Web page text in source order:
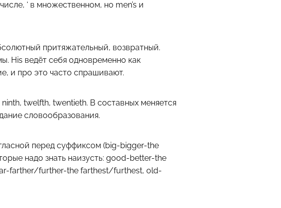
‘ в множественном, но men’s и
притяжательный, возвратный.
His ведёт себя одновременно как
и про это часто спрашивают.
twelfth, twentieth. В составных меняется
словообразования.
перед суффиксом (big-bigger-the
надо знать наизусть: good-better-the
farther/further-the farthest/furthest, old-